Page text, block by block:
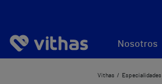
Nosotros
Vithas Especialidades